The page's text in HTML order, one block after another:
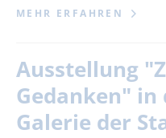
MEHR ERFAHREN
Ausstellung
Gedanken" in
Galerie der